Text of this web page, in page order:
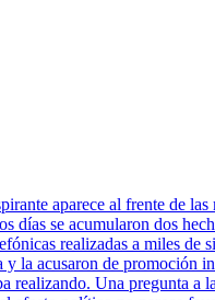
aparece al frente de
se acumularon dos
realizadas a miles de
la acusaron de promoción
realizando. Una pregunta